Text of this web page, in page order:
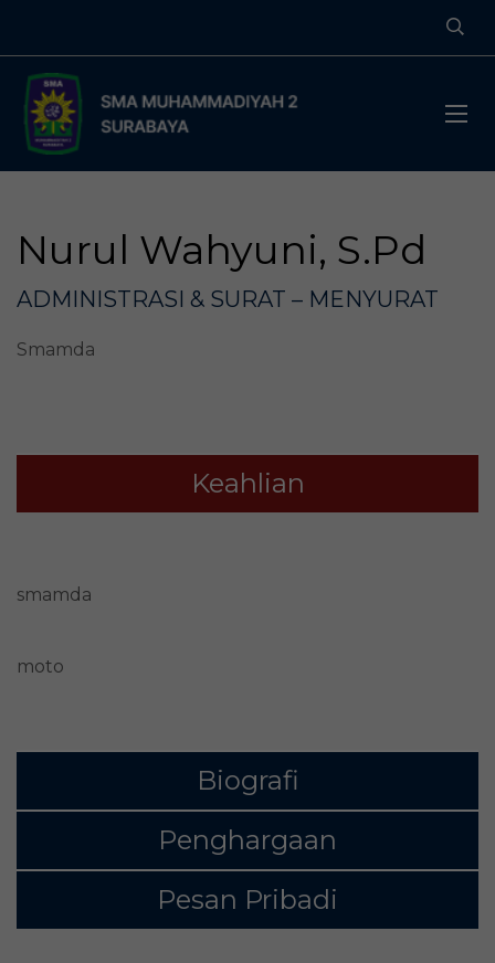
Nurul Wahyuni, S.Pd
ADMINISTRASI & SURAT – MENYURAT
Smamda
Keahlian
smamda
moto
Biografi
Penghargaan
Pesan Pribadi